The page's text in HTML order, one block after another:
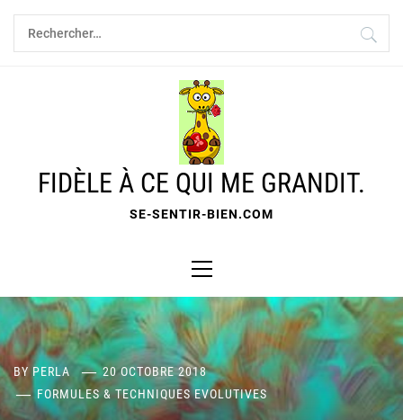
Skip
content
Rechercher :
FIDÈLE À CE QUI ME GRANDIT.
SE-SENTIR-BIEN.COM
Menu
BY PERLA
20 OCTOBRE 2018
FORMULES & TECHNIQUES EVOLUTIVES